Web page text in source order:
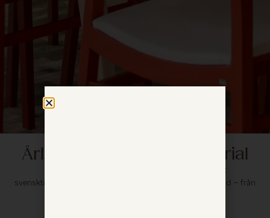
Ärlighet i hantverk & material
Sedan 1997 har G.A.D formgett, tillverkat och sålt
svensktillverkade kvalitetsmöbler. Välkommen in i vår värld – från